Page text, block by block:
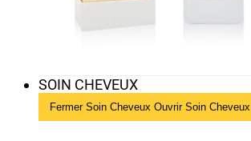
SOIN CHEVEUX
Fermer Soin Cheveux Ouvrir Soin Cheveux